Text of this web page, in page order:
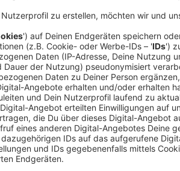
Nach Mega-Hits wie "Sofia" oder "La
erneut wieder ein paar Songs an, die das
Single "Magia" oder aber auch "Manana"
Sommerhits zurück: "Ich glaube,
gegenüber der "Mallorca Zeitung".
Anzeige
Globetrotter hat keine Heimat